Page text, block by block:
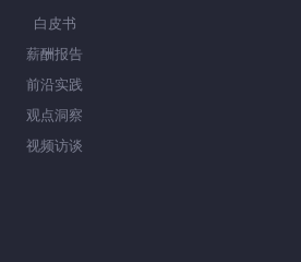
白皮书
薪酬报告
前沿实践
观点洞察
视频访谈